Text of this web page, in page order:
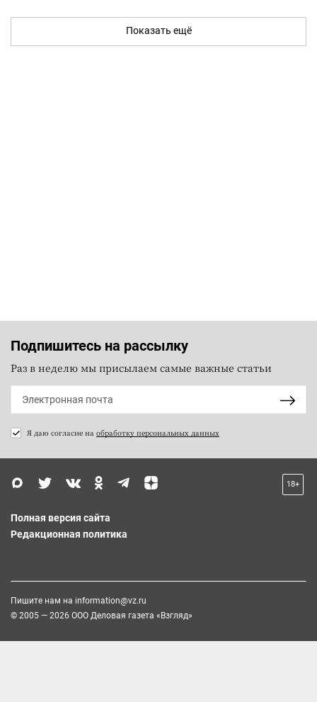
Показать ещё
Подпишитесь на рассылку
Раз в неделю мы присылаем самые важные статьи
Я даю согласие на обработку персональных данных
18+
Полная версия сайта
Редакционная политика
Пишите нам на information@vz.ru
© 2005 — 2026 ООО Деловая газета «Взгляд»